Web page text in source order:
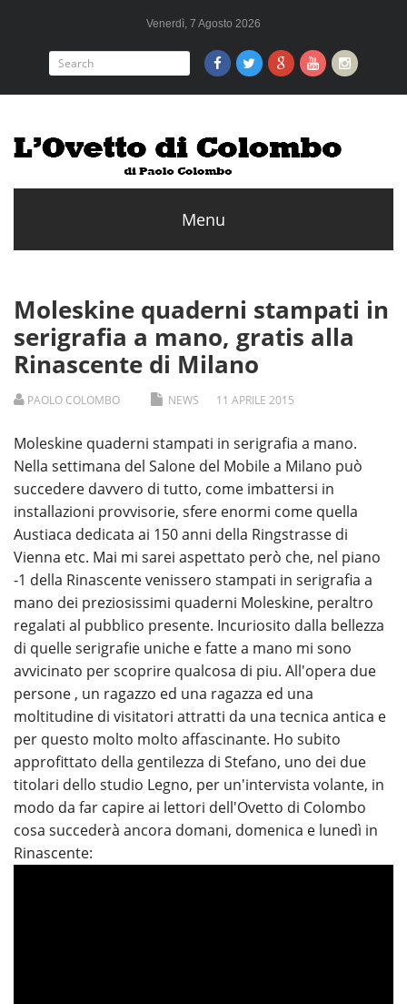
Venerdì, 7 Agosto 2026
Moleskine quaderni stampati in
serigrafia a mano, gratis alla
Rinascente di Milano
PAOLO COLOMBO NEWS 11 APRILE 2015
Moleskine quaderni stampati in serigrafia a mano.
Nella settimana del Salone del Mobile a Milano può
succedere davvero di tutto, come imbattersi in
installazioni provvisorie, sfere enormi come quella
Austiaca dedicata ai 150 anni della Ringstrasse di
Vienna etc. Mai mi sarei aspettato però che, nel piano
-1 della Rinascente venissero stampati in serigrafia a
mano dei preziosissimi quaderni Moleskine, peraltro
regalati al pubblico presente. Incuriosito dalla bellezza
di quelle serigrafie uniche e fatte a mano mi sono
avvicinato per scoprire qualcosa di piu. All'opera due
persone , un ragazzo ed una ragazza ed una
moltitudine di visitatori attratti da una tecnica antica e
per questo molto molto affascinante. Ho subito
approfittato della gentilezza di Stefano, uno dei due
titolari dello studio Legno, per un'intervista volante, in
modo da far capire ai lettori dell'Ovetto di Colombo
cosa succederà ancora domani, domenica e lunedì in
Rinascente: